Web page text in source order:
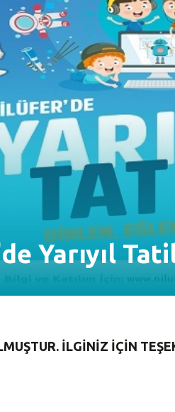
Yarıyıl
İLGİNİZ İÇİN